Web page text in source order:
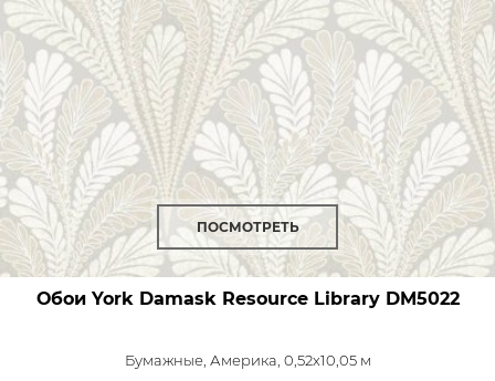
ПОСМОТРЕТЬ
Обои York Damask Resource LibraryDM5022
Бумажные, Америка, 0,52x10,05 м